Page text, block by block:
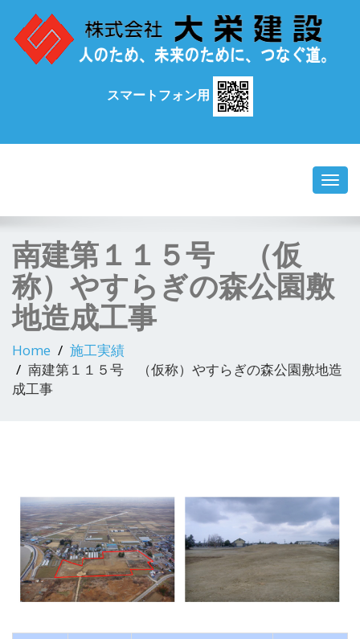
スマートフォン用
南建第１１５号 （仮
称）やすらぎの森公園敷
地造成工事
Home
施工実績
南建第１１５号 （仮称）やすらぎの森公園敷地造
成工事